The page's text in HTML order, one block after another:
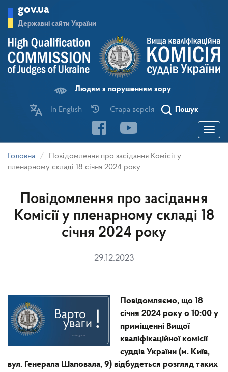
основного
матеріалу
gov.ua
Державні сайти України
Людям з порушенням зору
In English Стара версІя Пошук
Toggle
Головна
Повідомлення про засідання Комісії у
пленарному складі 18 січня 2024 року
Повідомлення про засідання
Комісії у пленарному складі 18
січня 2024 року
29.12.2023
Повідомляємо, що 18
січня 2024 року о 10:00 у
приміщенні Вищої
кваліфікаційної комісії
суддів України (м. Київ,
вул. Генерала Шаповала, 9) відбудеться розгляд таких